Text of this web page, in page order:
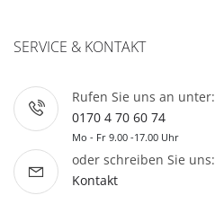
SERVICE & KONTAKT
Rufen Sie uns an unter:
0170 4 70 60 74
Mo - Fr 9.00 -17.00 Uhr
oder schreiben Sie uns:
Kontakt